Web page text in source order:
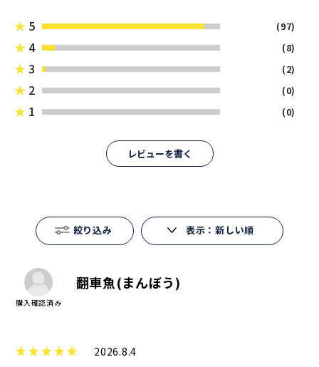
★ 5 (97)
★ 4 (8)
★ 3 (2)
★ 2 (0)
★ 1 (0)
レビューを書く
絞り込み 表示：新しい順
翻車魚(まんぼう)
2026.8.4